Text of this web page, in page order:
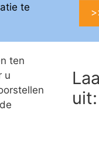
te
ten
u
uit: